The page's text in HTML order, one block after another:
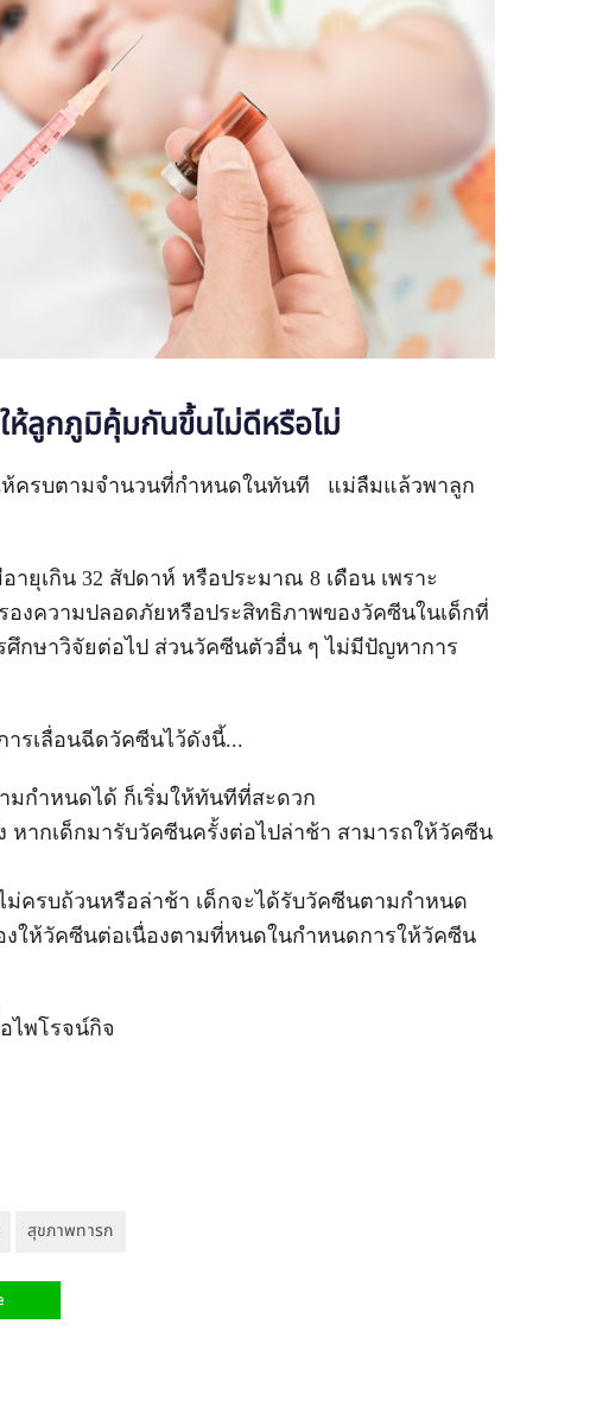
ห้ลูกภูมิคุ้มกันขึ้นไม่ดีหรือไม่
ครบตามจำนวนที่กำหนดในทันที แม่ลืมแล้วพาลูก
ยุเกิน 32 สัปดาห์ หรือประมาณ 8 เดือน เพราะ
องความปลอดภัยหรือประสิทธิภาพของวัคซีนในเด็กที่
กษาวิจัยต่อไป ส่วนวัคซีนตัวอื่น ๆ ไม่มีปัญหาการ
รเลื่อนฉีดวัคซีนไว้ดังนี้...
มกำหนดได้ ก็เริ่มให้ทันทีที่สะดวก
หากเด็กมารับวัคซีนครั้งต่อไปล่าช้า สามารถให้วัคซีน
ครบถ้วนหรือล่าช้า เด็กจะได้รับวัคซีนตามกำหนด
งให้วัคซีนต่อเนื่องตามที่หนดในกำหนดการให้วัคซีน
ไพโรจน์กิจ
สุขภาพทารก